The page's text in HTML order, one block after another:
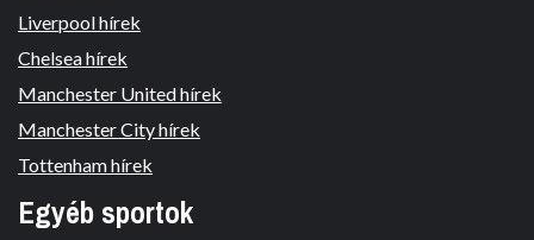
Liverpool hírek
Chelsea hírek
Manchester United hírek
Manchester City hírek
Tottenham hírek
Egyéb sportok